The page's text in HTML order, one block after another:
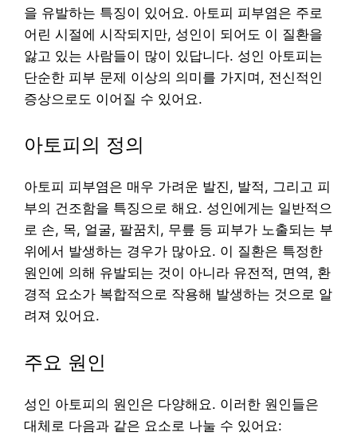
을 유발하는 특징이 있어요. 아토피 피부염은 주로
어린 시절에 시작되지만, 성인이 되어도 이 질환을
앓고 있는 사람들이 많이 있답니다. 성인 아토피는
단순한 피부 문제 이상의 의미를 가지며, 전신적인
증상으로도 이어질 수 있어요.
아토피의 정의
아토피 피부염은 매우 가려운 발진, 발적, 그리고 피
부의 건조함을 특징으로 해요. 성인에게는 일반적으
로 손, 목, 얼굴, 팔꿈치, 무릎 등 피부가 노출되는 부
위에서 발생하는 경우가 많아요. 이 질환은 특정한
원인에 의해 유발되는 것이 아니라 유전적, 면역, 환
경적 요소가 복합적으로 작용해 발생하는 것으로 알
려져 있어요.
주요 원인
성인 아토피의 원인은 다양해요. 이러한 원인들은
대체로 다음과 같은 요소로 나눌 수 있어요: